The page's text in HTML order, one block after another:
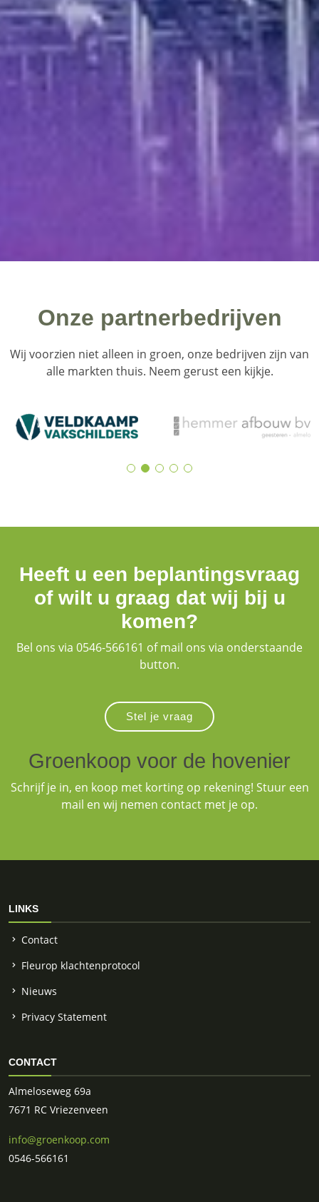
Onze partnerbedrijven
Wij voorzien niet alleen in groen, onze bedrijven zijn van
alle markten thuis. Neem gerust een kijkje.
Heeft u een beplantingsvraag
of wilt u graag dat wij bij u
komen?
Bel ons via 0546-566161 of mail ons via onderstaande
button.
Stel je vraag
Groenkoop voor de hovenier
Schrijf je in, en koop met korting op rekening! Stuur een
mail en wij nemen contact met je op.
LINKS
Contact
Fleurop klachtenprotocol
Nieuws
Privacy Statement
CONTACT
Almeloseweg 69a
7671 RC Vriezenveen
info@groenkoop.com
0546-566161